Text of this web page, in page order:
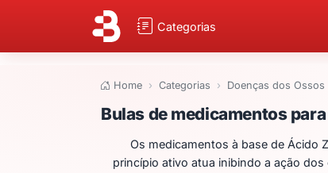
Categorias
Home Categorias Doenças dos Ossos
Bulas de
Bulas de medicamentos
Os medicamentos à base de Ácido
princípio ativo atua inibindo a ação